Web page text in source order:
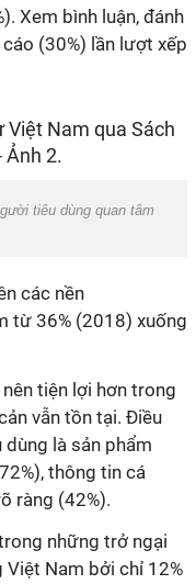
Xem bình luận, đánh
(30%) lần lượt xếp
tiêu dùng quan tâm
các nền
từ 36% (2018) xuống
tiện lợi hơn trong
vẫn tồn tại. Điều
là sản phẩm
thông tin cá
ràng (42%).
những trở ngại
Nam bởi chỉ 12%